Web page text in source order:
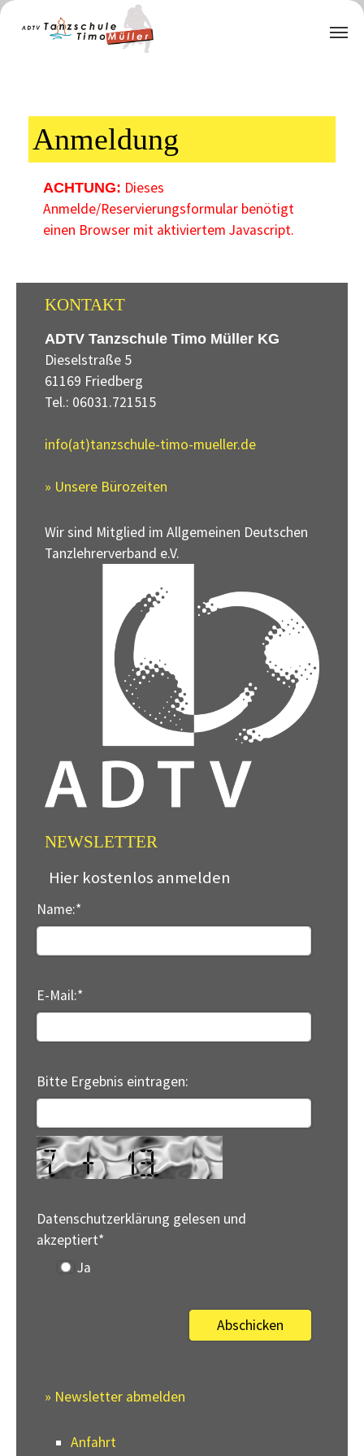
Anmeldung
ACHTUNG: Dieses
Anmelde/Reservierungsformular benötigt
einen Browser mit aktiviertem Javascript.
KONTAKT
ADTV Tanzschule Timo Müller KG
Dieselstraße 5
61169 Friedberg
Tel.: 06031.721515
info(at)tanzschule-timo-mueller.de
» Unsere Bürozeiten
Wir sind Mitglied im Allgemeinen Deutschen
Tanzlehrerverband e.V.
NEWSLETTER
Hier kostenlos anmelden
Name:*
E-Mail:*
Bitte Ergebnis eintragen:
Datenschutzerklärung gelesen und
akzeptiert*
Ja
» Newsletter abmelden
Anfahrt